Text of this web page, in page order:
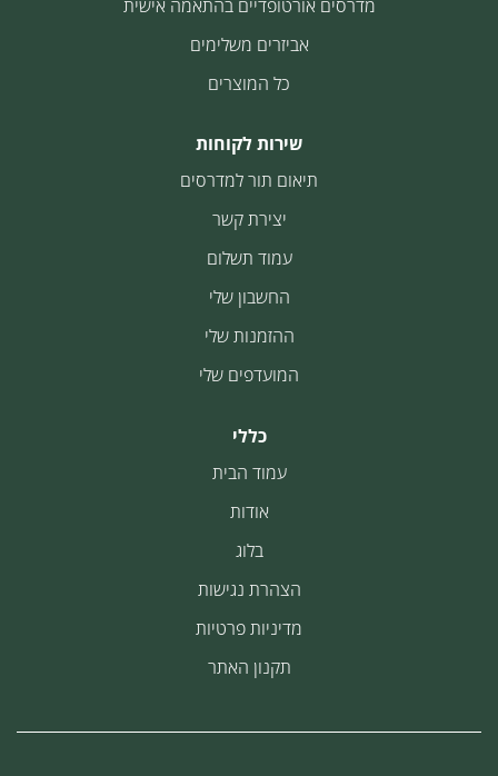
מדרסים אורטופדיים בהתאמה אישית
אביזרים משלימים
כל המוצרים
שירות לקוחות
תיאום תור למדרסים
יצירת קשר
עמוד תשלום
החשבון שלי
ההזמנות שלי
המועדפים שלי
כללי
עמוד הבית
אודות
בלוג
הצהרת נגישות
מדיניות פרטיות
תקנון האתר